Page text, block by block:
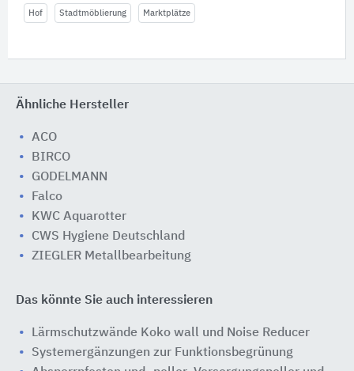
Hof Stadtmöblierung Marktplätze
Ähnliche Hersteller
ACO
BIRCO
GODELMANN
Falco
KWC Aquarotter
CWS Hygiene Deutschland
ZIEGLER Metallbearbeitung
Das könnte Sie auch interessieren
Lärmschutzwände Koko wall und Noise Reducer
Systemergänzungen zur Funktionsbegrünung